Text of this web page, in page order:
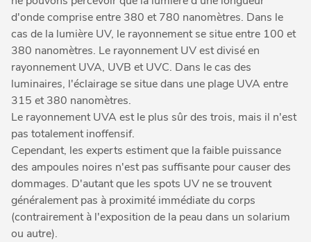
d'onde comprise entre 380 et 780 nanomètres. Dans le
cas de la lumière UV, le rayonnement se situe entre 100 et
380 nanomètres. Le rayonnement UV est divisé en
rayonnement UVA, UVB et UVC. Dans le cas des
luminaires, l'éclairage se situe dans une plage UVA entre
315 et 380 nanomètres.
Le rayonnement UVA est le plus sûr des trois, mais il n'est
pas totalement inoffensif.
Cependant, les experts estiment que la faible puissance
des ampoules noires n'est pas suffisante pour causer des
dommages. D'autant que les spots UV ne se trouvent
généralement pas à proximité immédiate du corps
(contrairement à l'exposition de la peau dans un solarium
ou autre).